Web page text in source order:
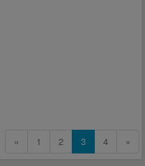
« 1 2 3 4 »